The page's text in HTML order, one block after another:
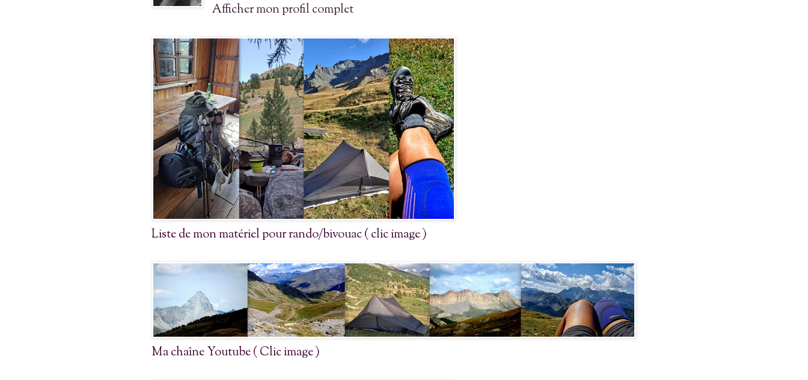
Afficher mon profil complet
Liste de mon matériel pour rando/bivouac ( clic image )
Ma chaîne Youtube ( Clic image )